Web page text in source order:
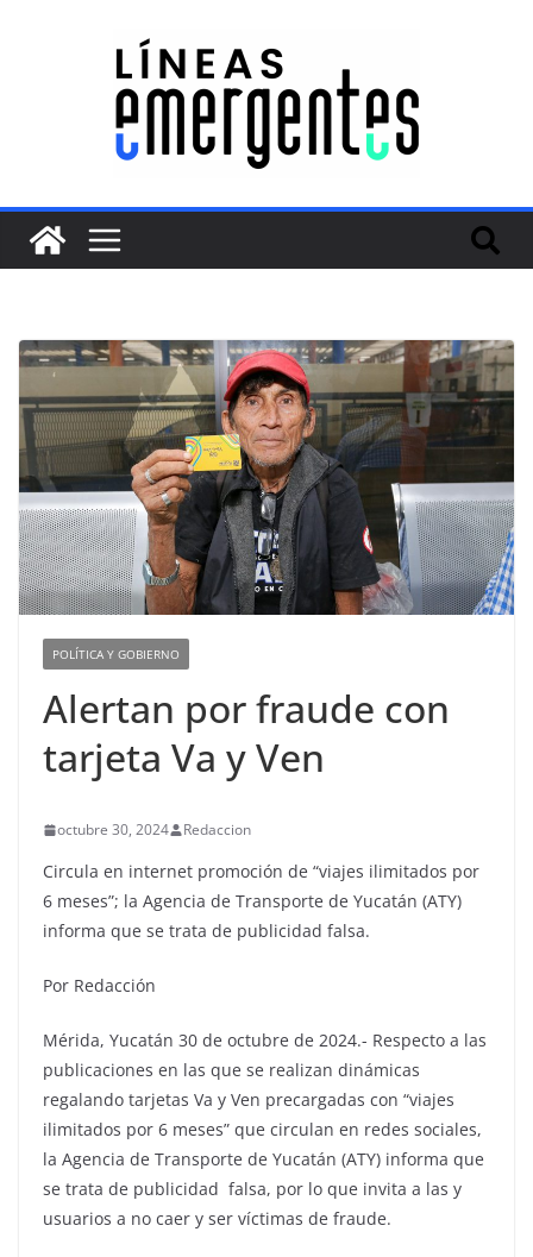
POLÍTICA Y GOBIERNO
Alertan por fraude con
tarjeta Va y Ven
octubre 30, 2024 Redaccion
Circula en internet promoción de “viajes ilimitados por
6 meses”; la Agencia de Transporte de Yucatán (ATY)
informa que se trata de publicidad falsa.
Por Redacción
Mérida, Yucatán 30 de octubre de 2024.- Respecto a las
publicaciones en las que se realizan dinámicas
regalando tarjetas Va y Ven precargadas con “viajes
ilimitados por 6 meses” que circulan en redes sociales,
la Agencia de Transporte de Yucatán (ATY) informa que
se trata de publicidad falsa, por lo que invita a las y
usuarios a no caer y ser víctimas de fraude.